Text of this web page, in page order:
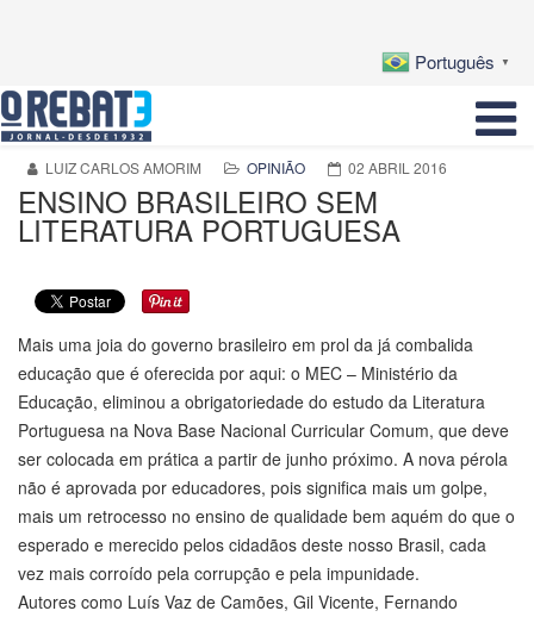
Português ▼
LUIZ CARLOS AMORIM OPINIÃO 02 ABRIL 2016
ENSINO BRASILEIRO SEM
LITERATURA PORTUGUESA
Mais uma joia do governo brasileiro em prol da já combalida
educação que é oferecida por aqui: o MEC – Ministério da
Educação, eliminou a obrigatoriedade do estudo da Literatura
Portuguesa na Nova Base Nacional Curricular Comum, que deve
ser colocada em prática a partir de junho próximo. A nova pérola
não é aprovada por educadores, pois significa mais um golpe,
mais um retrocesso no ensino de qualidade bem aquém do que o
esperado e merecido pelos cidadãos deste nosso Brasil, cada
vez mais corroído pela corrupção e pela impunidade.
Autores como Luís Vaz de Camões, Gil Vicente, Fernando